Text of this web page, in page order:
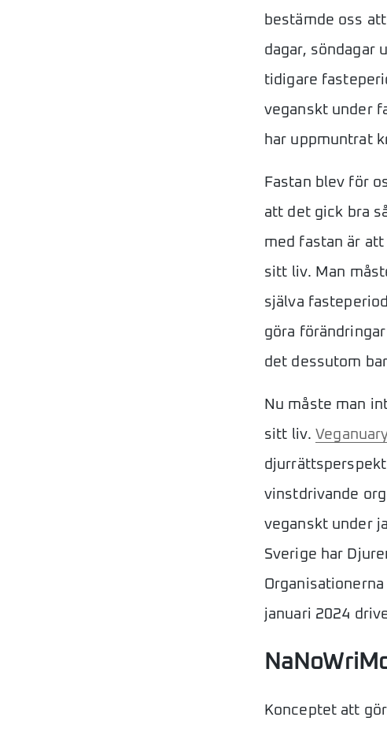
bestämde oss
dagar, söndagar
tidigare
veganskt under
har uppmuntrat
Fastan blev för
att det gick bra
med fastan är
sitt liv. Man
själva
göra
det dessutom
Nu måste man
sitt liv.
vinstdrivande
veganskt under
Sverige har
januari 2024
Konceptet att